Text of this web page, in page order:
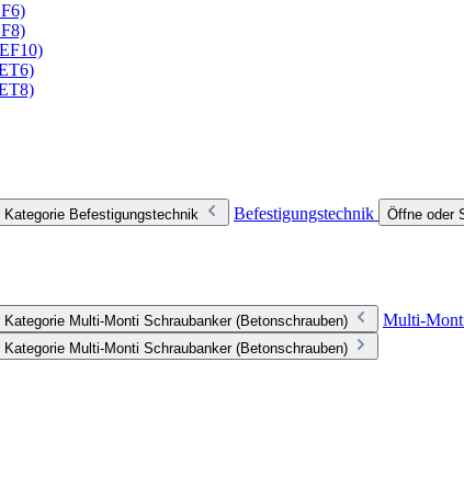
Befestigungstechnik Befestigungstechnik Öffne oder
Multi-Monti Schraubanker (Betonschrauben) Multi-
Multi-Monti Schraubanker (Betonschrauben)